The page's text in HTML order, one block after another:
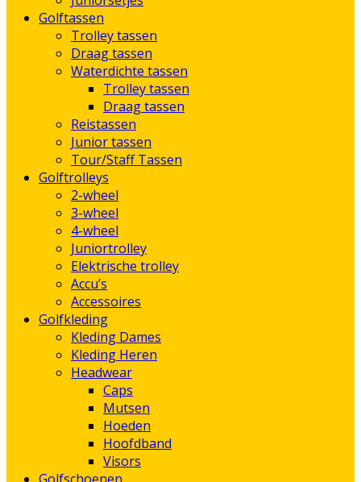
Golftassen
Trolley tassen
Draag tassen
Waterdichte tassen
Trolley tassen
Draag tassen
Reistassen
Junior tassen
Tour/Staff Tassen
Golftrolleys
2-wheel
3-wheel
4-wheel
Juniortrolley
Elektrische trolley
Accu’s
Accessoires
Golfkleding
Kleding Dames
Kleding Heren
Headwear
Caps
Mutsen
Hoeden
Hoofdband
Visors